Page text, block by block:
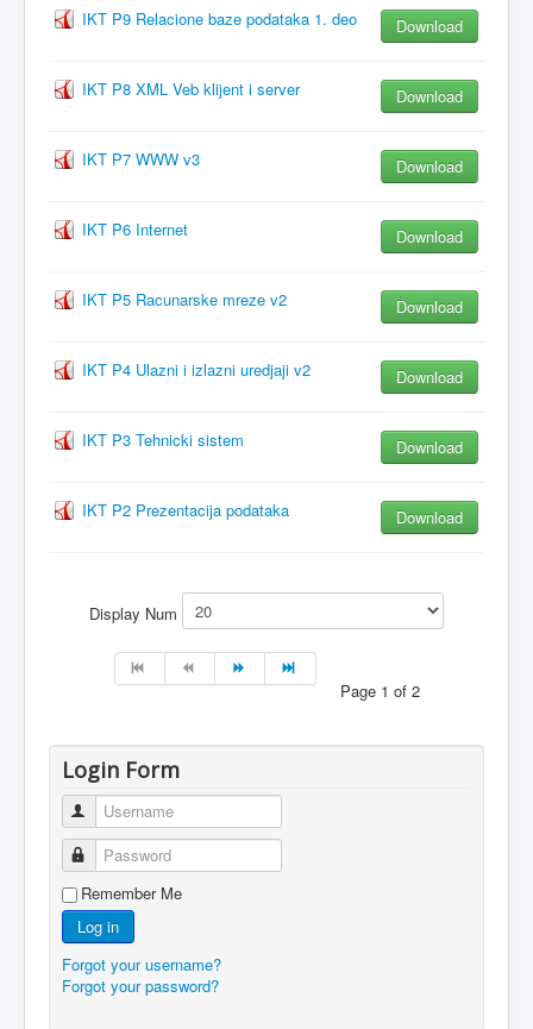
IKT P9 Relacione baze podataka 1. deo Download
IKT P8 XML Veb klijent i server Download
IKT P7 WWW v3 Download
IKT P6 Internet Download
IKT P5 Racunarske mreze v2 Download
IKT P4 Ulazni i izlazni uredjaji v2 Download
IKT P3 Tehnicki sistem Download
IKT P2 Prezentacija podataka Download
Display Num
Page 1 of 2
Login Form
Username
Password
Remember Me
Log in
Forgot your username?
Forgot your password?